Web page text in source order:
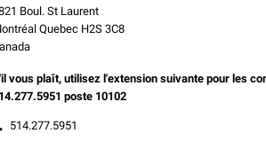
Boul. St Laurent
Quebec H2S 3C8
vous plaît, utilisez l'extension suivante pour les
poste 10102
514.277.5951